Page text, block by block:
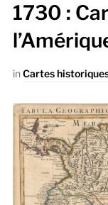
1730 :
inCartes